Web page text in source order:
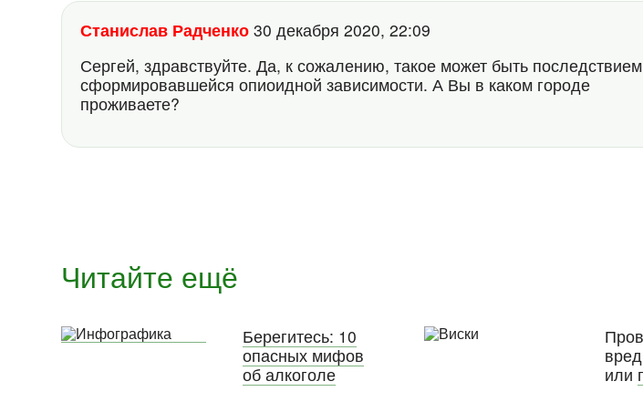
Станислав Радченко 30 декабря 2020, 22:09
Сергей, здравствуйте. Да, к сожалению, такое может быть последствием
сформировавшейся опиоидной зависимости. А Вы в каком городе
проживаете?
Читайте ещё
Берегитесь: 10
опасных мифов
об алкоголе
или